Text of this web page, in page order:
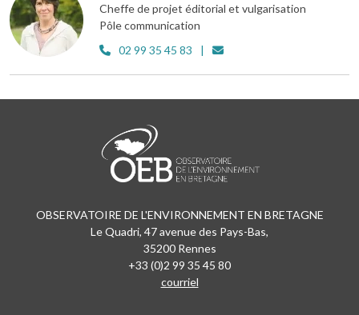
Cheffe de projet éditorial et vulgarisation
Pôle communication
02 99 35 45 83
OBSERVATOIRE DE L'ENVIRONNEMENT EN BRETAGNE
Le Quadri, 47 avenue des Pays-Bas,
35200 Rennes
+33 (0)2 99 35 45 80
courriel